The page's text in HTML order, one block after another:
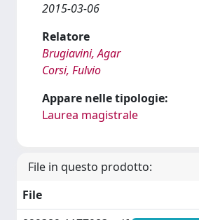
2015-03-06
Relatore
Brugiavini, Agar
Corsi, Fulvio
Appare nelle tipologie:
Laurea magistrale
File in questo prodotto:
File